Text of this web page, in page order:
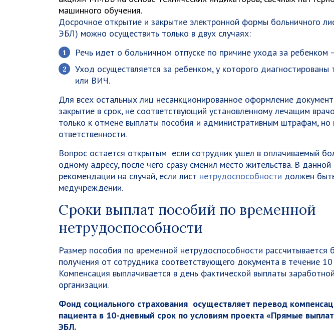
машинного обучения.
Досрочное открытие и закрытие электронной формы больничного
ЭБЛ) можно осуществить только в двух случаях:
Речь идет о больничном отпуске по причине ухода за ребенком
Уход осуществляется за ребенком, у которого диагностированы
или ВИЧ.
Для всех остальных лиц несанкционированное оформление
закрытие в срок, не соответствующий установленному лечащим
только к отмене выплаты пособия и административным штрафам, но
ответственности.
Вопрос остается открытым если сотрудник ушел в оплачиваемый
одному адресу, после чего сразу сменил место жительства. В
рекомендации на случай, если лист нетрудоспособности должен
медучреждении.
Сроки выплат пособий по временной
нетрудоспособности
Размер пособия по временной нетрудоспособности рассчитывается
получения от сотрудника соответствующего документа в течение
Компенсация выплачивается в день фактической выплаты
организации.
Фонд социального страхования осуществляет перевод
пациента в 10-дневный срок по условиям проекта «Прямые
ЭБЛ.